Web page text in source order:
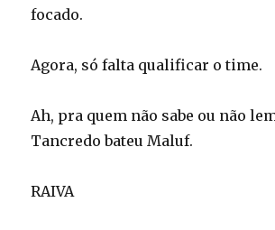
focado.
Agora, só falta qualificar o time.
Ah, pra quem não sabe ou não
Tancredo bateu Maluf.
RAIVA